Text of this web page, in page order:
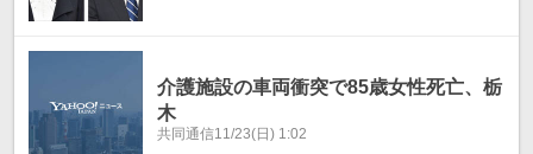
介護施設の車両衝突で85歳女性死亡、栃
木
共同通信11/23(日) 1:02